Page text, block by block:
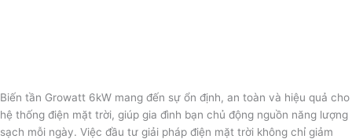
Biến tần Growatt 6kW mang đến sự ổn định, an toàn và hiệu quả cho
hệ thống điện mặt trời, giúp gia đình bạn chủ động nguồn năng lượng
sạch mỗi ngày. Việc đầu tư giải pháp điện mặt trời không chỉ giảm